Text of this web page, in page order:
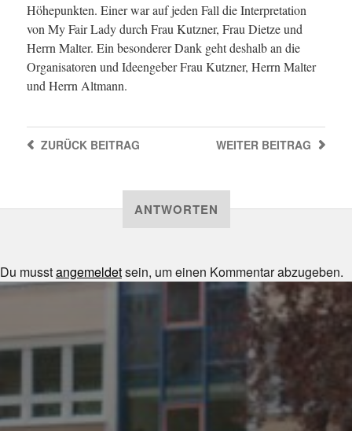
Höhepunkten. Einer war auf jeden Fall die Interpretation
von My Fair Lady durch Frau Kutzner, Frau Dietze und
Herrn Malter. Ein besonderer Dank geht deshalb an die
Organisatoren und Ideengeber Frau Kutzner, Herrn Malter
und Herrn Altmann.
WEITER BEITRAG
ZURÜCKBEITRAG
ANTWORTEN
Du musstangemeldetsein, um einen Kommentar abzugeben.